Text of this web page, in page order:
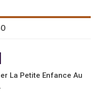
La Petite Enfance Au